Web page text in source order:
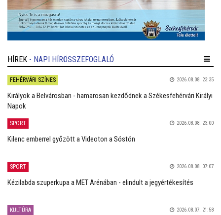
HÍREK - NAPI HÍRÖSSZEFOGLALÓ
FEHÉRVÁRI SZÍNES 2026.08.08. 23:35
Királyok a Belvárosban - hamarosan kezdődnek a Székesfehérvári Királyi
Napok
SPORT 2026.08.08. 23:00
Kilenc emberrel győzött a Videoton a Sóstón
SPORT 2026.08.08. 07:07
Kézilabda szuperkupa a MET Arénában - elindult a jegyértékesítés
KULTÚRA 2026.08.07. 21:58